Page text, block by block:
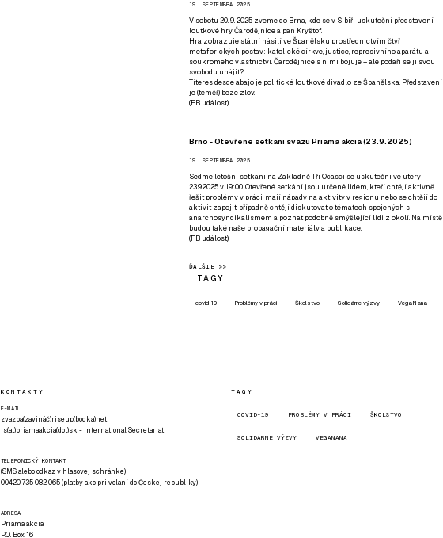
19. SEPTEMBRA 2025
V sobotu 20. 9. 2025 zveme do Brna, kde se v Sibiři uskuteční představení
loutkové hry Čarodějnice a pan Kryštof.
Hra zobrazuje státní násilí ve Španělsku prostřednictvím čtyř
metaforických postav: katolické církve, justice, represivního aparátu a
soukromého vlastnictví. Čarodějnice s nimi bojuje – ale podaří se jí svou
svobodu uhájit?
Títeres desde abajo je politické loutkové divadlo ze Španělska. Představení
je (téměř) beze zlov.
(FB událost)
Brno - Otevřené setkání svazu Priama akcia (23.9.2025)
19. SEPTEMBRA 2025
Sedmé letošní setkání na Základně Tři Ocásci se uskuteční ve uterý
23.9.2025 v 19:00. Otevřené setkání jsou určené lidem, kteří chtějí aktivně
řešit problémy v práci, mají nápady na aktivity v regionu nebo se chtějí do
aktivit zapojit, případně chtějí diskutovat o tématech spojených s
anarchosyndikalismem a poznat podobně smýšlející lidi z okolí. Na místě
budou také naše propagační materiály a publikace.
(FB událost)
ĎALŠIE >>
TAGY
covid-19 Problémy v práci Školstvo Solidárne výzvy VegaNana
KONTAKTY
E-MAIL
zvazpa(zavináč)riseup(bodka)net
is(at)priamaakcia(dot)sk - International Secretariat
TELEFONICKÝ KONTAKT
(SMS alebo odkaz v hlasovej schránke):
00420 735 082 065 (platby ako pri volaní do Českej republiky)
ADRESA
Priama akcia
P.O. Box 16
TAGY
COVID-19 PROBLÉMY V PRÁCI ŠKOLSTVO
SOLIDÁRNE VÝZVY VEGANANA